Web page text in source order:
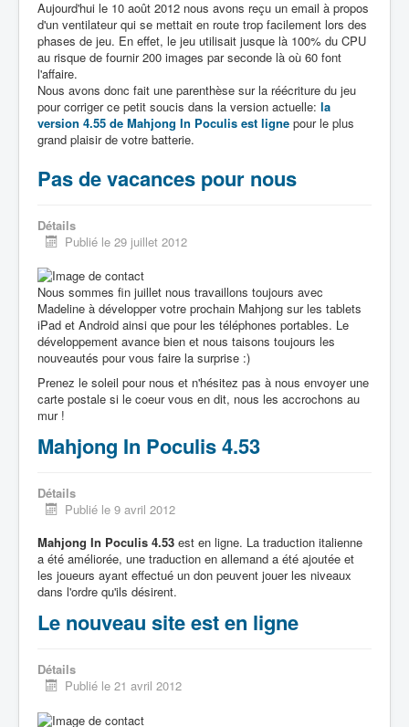
Aujourd'hui le 10 août 2012 nous avons reçu un email à propos
d'un ventilateur qui se mettait en route trop facilement lors des
phases de jeu. En effet, le jeu utilisait jusque là 100% du CPU
au risque de fournir 200 images par seconde là où 60 font
l'affaire.
Nous avons donc fait une parenthèse sur la réécriture du jeu
pour corriger ce petit soucis dans la version actuelle: la
version 4.55 de Mahjong In Poculis est ligne pour le plus
grand plaisir de votre batterie.
Pas de vacances pour nous
Détails
Publié le 29 juillet 2012
Nous sommes fin juillet nous travaillons toujours avec
Madeline à développer votre prochain Mahjong sur les tablets
iPad et Android ainsi que pour les téléphones portables. Le
développement avance bien et nous taisons toujours les
nouveautés pour vous faire la surprise :)
Prenez le soleil pour nous et n'hésitez pas à nous envoyer une
carte postale si le coeur vous en dit, nous les accrochons au
mur !
Mahjong In Poculis 4.53
Détails
Publié le 9 avril 2012
Mahjong In Poculis 4.53 est en ligne. La traduction italienne
a été améliorée, une traduction en allemand a été ajoutée et
les joueurs ayant effectué un don peuvent jouer les niveaux
dans l'ordre qu'ils désirent.
Le nouveau site est en ligne
Détails
Publié le 21 avril 2012